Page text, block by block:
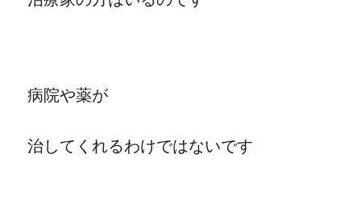
病院や薬が
治してくれるわけではないです